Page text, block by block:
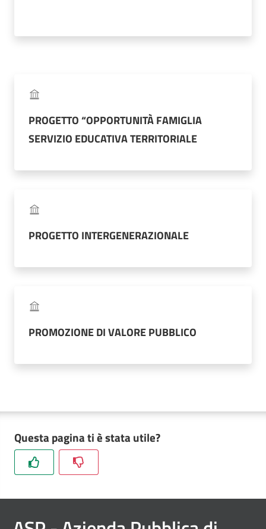
Documenti
ASP
Menu selezionato
su
PROGETTO “OPPORTUNITÀ FAMIGLIA
SERVIZIO EDUCATIVA TERRITORIALE
PROGETTO INTERGENERAZIONALE
PROMOZIONE DI VALORE PUBBLICO
Questa pagina ti è stata utile?